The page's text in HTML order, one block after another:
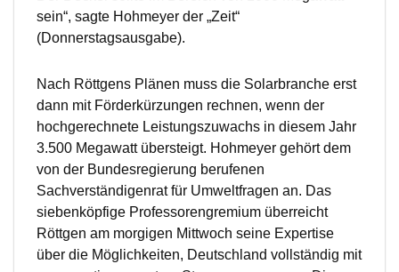
sein“, sagte Hohmeyer der „Zeit“
(Donnerstagsausgabe).
Nach Röttgens Plänen muss die Solarbranche erst
dann mit Förderkürzungen rechnen, wenn der
hochgerechnete Leistungszuwachs in diesem Jahr
3.500 Megawatt übersteigt. Hohmeyer gehört dem
von der Bundesregierung berufenen
Sachverständigenrat für Umweltfragen an. Das
siebenköpfige Professorengremium überreicht
Röttgen am morgigen Mittwoch seine Expertise
über die Möglichkeiten, Deutschland vollständig mit